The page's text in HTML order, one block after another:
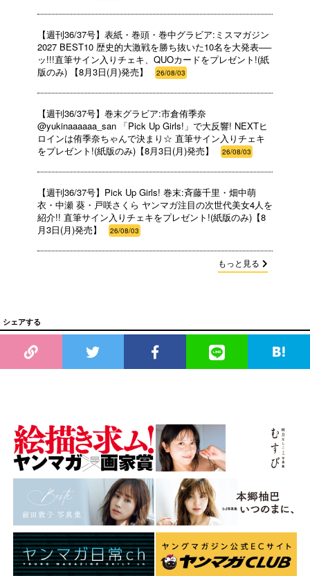
【週刊36/37号】表紙・巻頭・巻中グラビア:ミスマガジン
2027 BEST10 歴史的大激戦を勝ち抜いた10名を大発表──
ッ!!!直筆サイン入りチェキ、QUOカードをプレゼント!(紙
版のみ) 【8月3日(月)発売】
26/08/03
【週刊36/37号】巻末グラビア:市倉侑季奈
@yukinaaaaaa_san 「Pick Up Girls!」で大反響! NEXTヒ
ロインは侑季奈ちゃんで決まり☆ 直筆サイン入りチェキ
をプレゼント!(紙版のみ)【8月3日(月)発売】
26/08/03
【週刊36/37号】Pick Up Girls! 巻末:斉藤千里・畑中萌
衣・中瀬 葵・戸咲さくら ヤンマガ注目の次世代美女4人を
紹介!! 直筆サイン入りチェキをプレゼント!(紙版のみ)【8
月3日(月)発売】
26/08/03
もっと見る
シェアする